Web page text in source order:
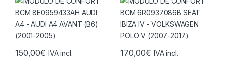
2005)
150,00€ IVA incl.
(2007-2017)
170,00€ IVA incl.